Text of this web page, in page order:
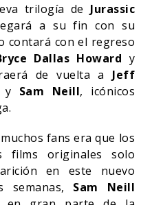
trilogía de Jurassic
a su fin con su
contará con el regreso
Dallas Howard y
de vuelta a Jeff
y Sam Neill, icónicos
fans era que los
films originales solo
en este nuevo
semanas, Sam Neill